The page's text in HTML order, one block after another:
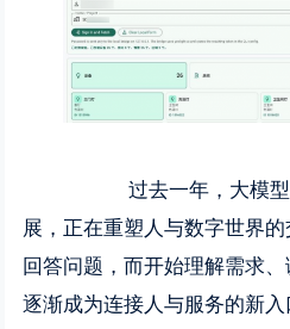
过去一年，大模型
展，正在重塑人与数字世界
回答问题，而开始理解需求
逐渐成为连接人与服务的新入